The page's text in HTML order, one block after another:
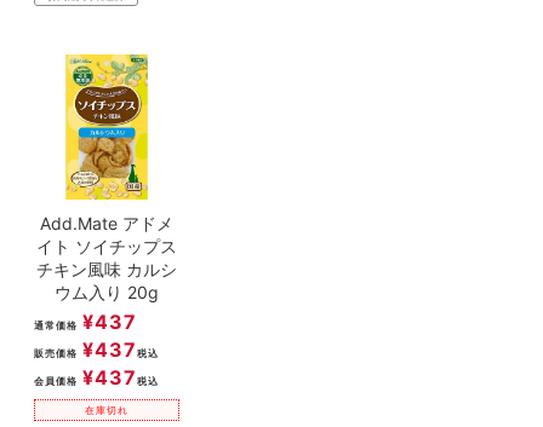
Add.Mate アドメ
イト ソイチップス
チキン風味 カルシ
ウム入り 20g
通常価格 ¥437
販売価格 ¥437 税込
会員価格 ¥437 税込
在庫切れ